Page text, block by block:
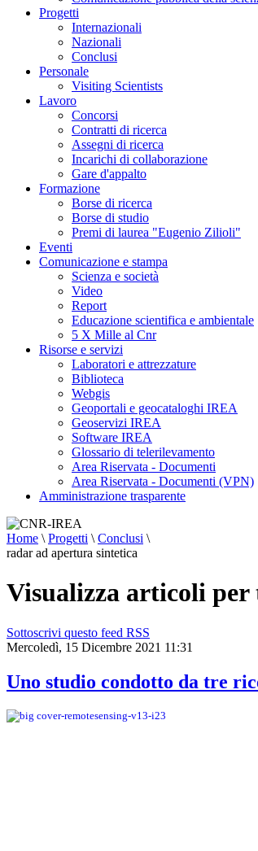
Progetti
Internazionali
Nazionali
Conclusi
Personale
Visiting Scientists
Lavoro
Concorsi
Contratti di ricerca
Assegni di ricerca
Incarichi di collaborazione
Gare d'appalto
Formazione
Borse di ricerca
Borse di studio
Premi di laurea "Eugenio Zilioli"
Eventi
Comunicazione e stampa
Scienza e società
Video
Report
Educazione scientifica e ambientale
5 X Mille al Cnr
Risorse e servizi
Laboratori e attrezzature
Biblioteca
Webgis
Geoportali e geocataloghi IREA
Geoservizi IREA
Software IREA
Glossario di telerilevamento
Area Riservata - Documenti
Area Riservata - Documenti (VPN)
Amministrazione trasparente
Home \ Progetti \ Conclusi \
radar ad apertura sintetica
Visualizza articoli
Sottoscrivi questo feed RSS
Mercoledì, 15 Dicembre 2021 11:31
Uno studio condotto da tre